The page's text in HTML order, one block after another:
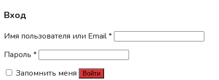
Вход
Имя пользователя или Email*
Пароль *
Запомнить меня
Войти